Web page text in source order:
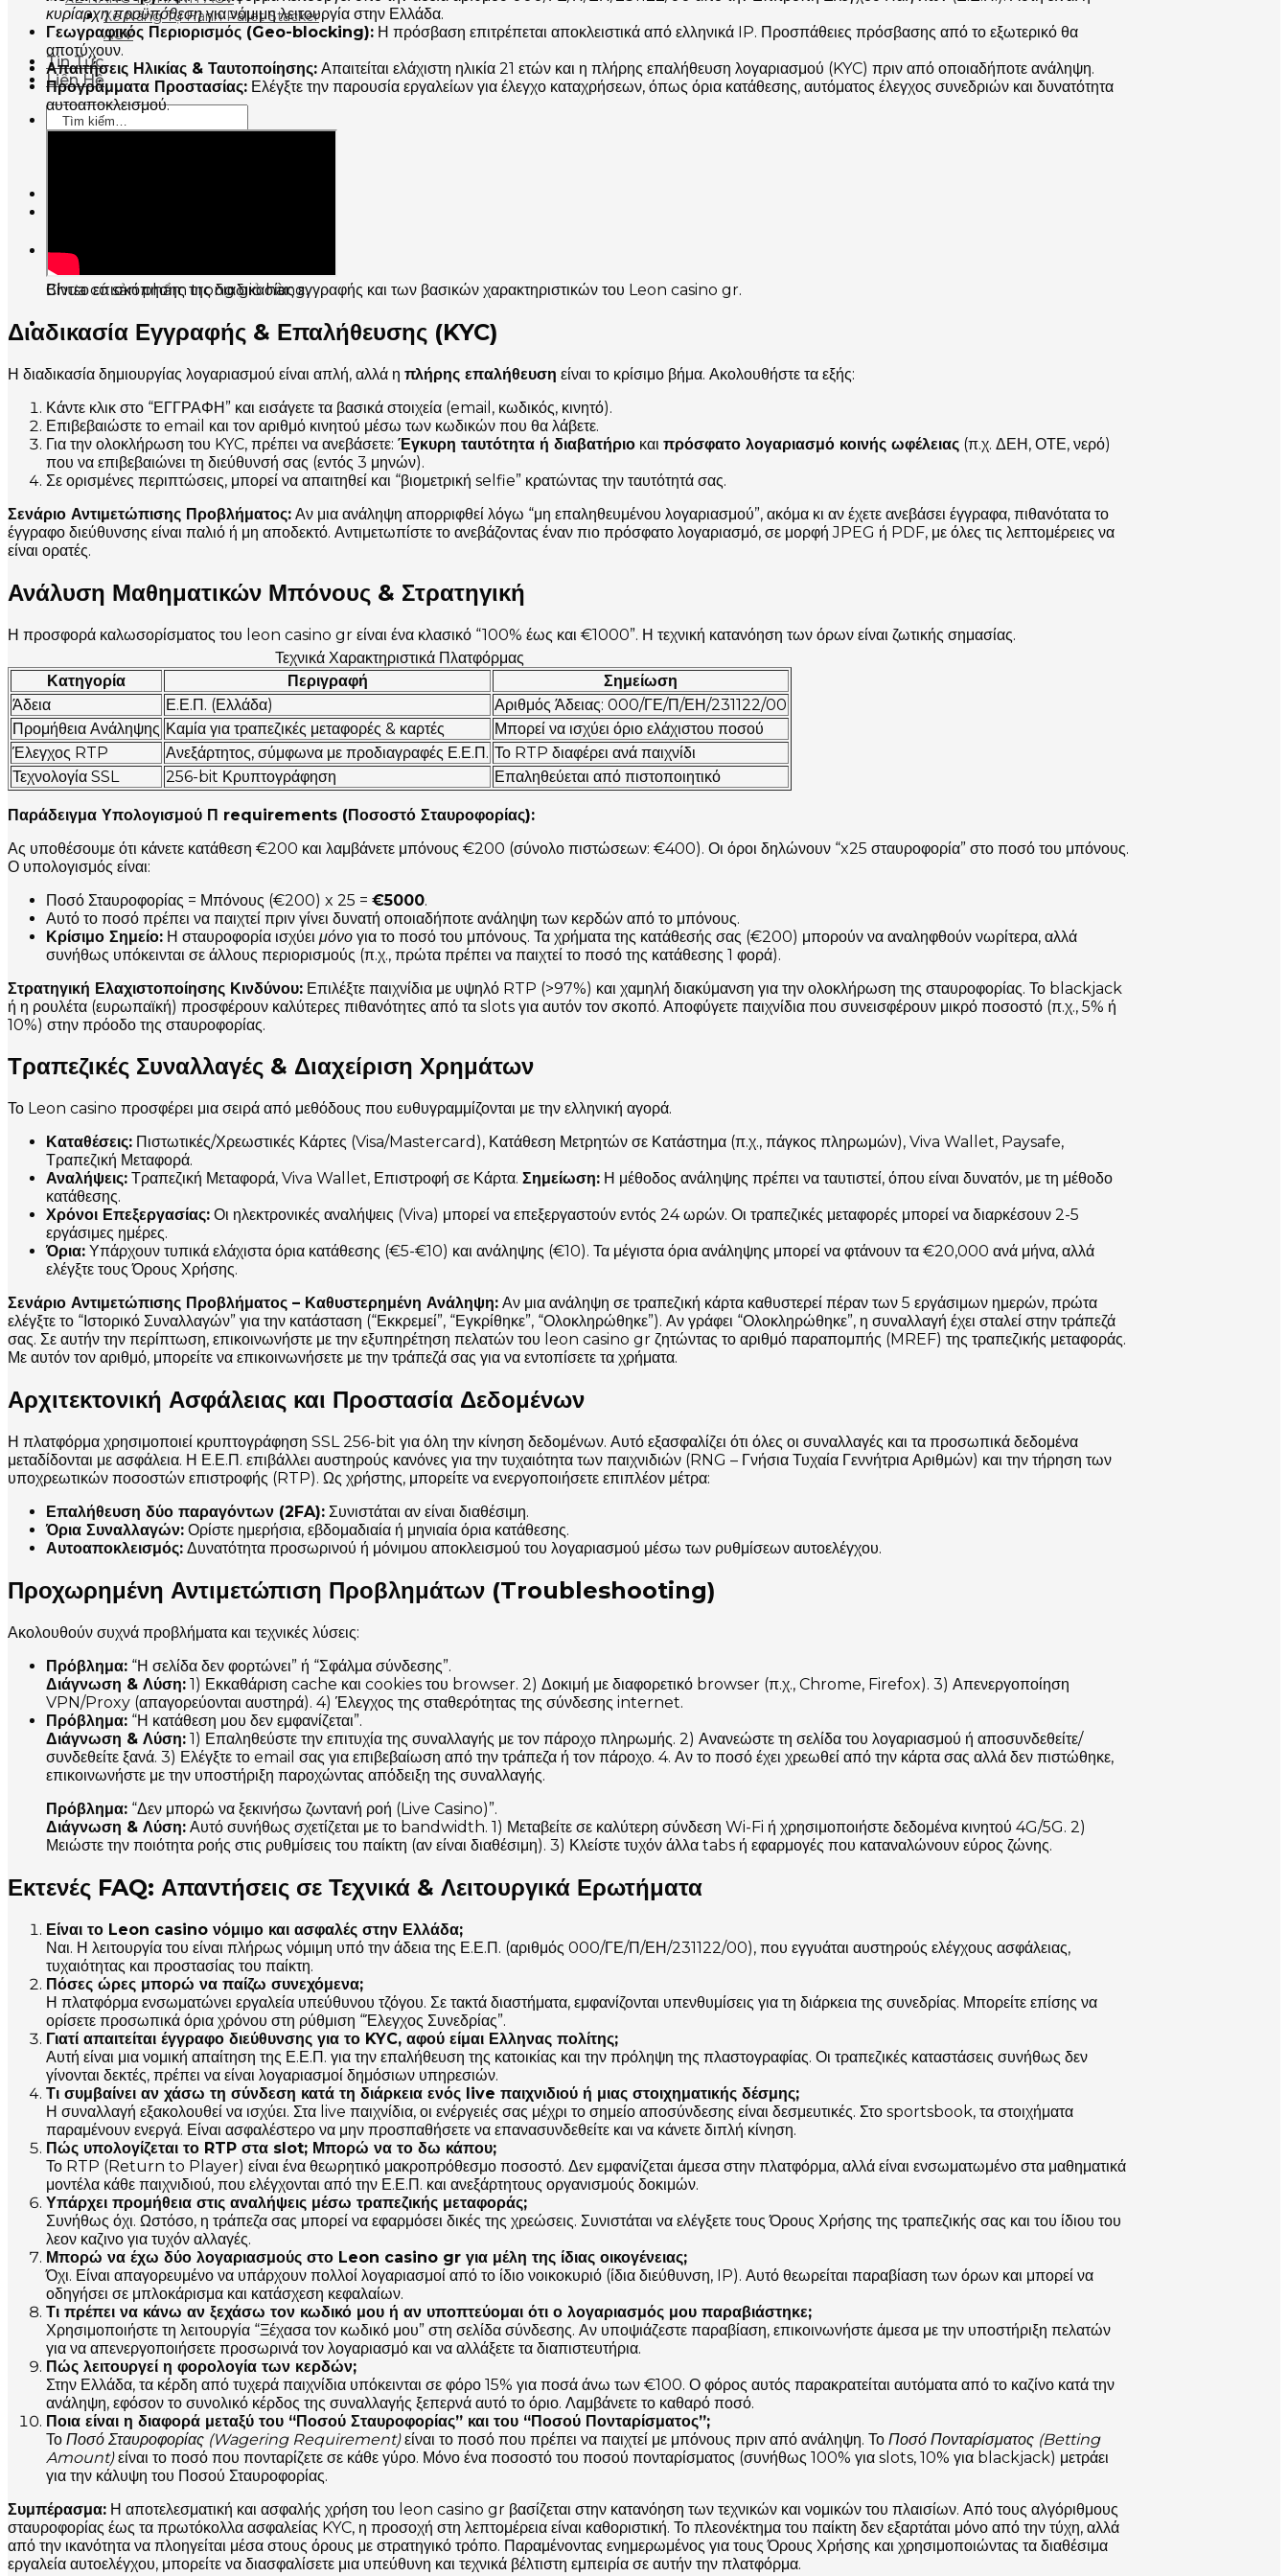
Xe Nâng Tự Hành Pallet Stacker
AGV
Tin Tức
Liên Hệ
Tìm
kiếm:
Giỏ hàng
Chưa có sản phẩm trong giỏ hàng.
κυρίαρχη προϋπόθεσηγια νόμιμη λειτουργία στην Ελλάδα.
Γεωγραφικός Περιορισμός (Geo-blocking): Η πρόσβαση επιτρέπεται αποκλειστικά από ελληνικά IP. Προσπάθειες πρόσβασης από το εξωτερικό θα
αποτύχουν.
Απαιτήσεις Ηλικίας & Ταυτοποίησης: Απαιτείται ελάχιστη ηλικία 21 ετών και η πλήρης επαλήθευση λογαριασμού (KYC) πριν από οποιαδήποτε ανάληψη.
Προγράμματα Προστασίας: Ελέγξτε την παρουσία εργαλείων για έλεγχο καταχρήσεων, όπως όρια κατάθεσης, αυτόματος έλεγχος συνεδριών και δυνατότητα
αυτοαποκλεισμού.
Βίντεο επισκόπησης της διαδικασίας εγγραφής και των βασικών χαρακτηριστικών του Leon casino gr.
Διαδικασία Εγγραφής & Επαλήθευσης (KYC)
Η διαδικασία δημιουργίας λογαριασμού είναι απλή, αλλά η πλήρης επαλήθευση είναι το κρίσιμο βήμα. Ακολουθήστε τα εξής:
Κάντε κλικ στο “ΕΓΓΡΑΦΗ” και εισάγετε τα βασικά στοιχεία (email, κωδικός, κινητό).
Επιβεβαιώστε το email και τον αριθμό κινητού μέσω των κωδικών που θα λάβετε.
Για την ολοκλήρωση του KYC, πρέπει να ανεβάσετε: Έγκυρη ταυτότητα ή διαβατήριο και πρόσφατο λογαριασμό κοινής ωφέλειας (π.χ. ΔΕΗ, ΟΤΕ, νερό)
που να επιβεβαιώνει τη διεύθυνσή σας (εντός 3 μηνών).
Σε ορισμένες περιπτώσεις, μπορεί να απαιτηθεί και “βιομετρική selfie” κρατώντας την ταυτότητά σας.
Σενάριο Αντιμετώπισης Προβλήματος: Αν μια ανάληψη απορριφθεί λόγω “μη επαληθευμένου λογαριασμού”, ακόμα κι αν έχετε ανεβάσει έγγραφα, πιθανότατα το
έγγραφο διεύθυνσης είναι παλιό ή μη αποδεκτό. Αντιμετωπίστε το ανεβάζοντας έναν πιο πρόσφατο λογαριασμό, σε μορφή JPEG ή PDF, με όλες τις λεπτομέρειες να
είναι ορατές.
Ανάλυση Μαθηματικών Μπόνους & Στρατηγική
Η προσφορά καλωσορίσματος του leon casino gr είναι ένα κλασικό “100% έως και €1000”. Η τεχνική κατανόηση των όρων είναι ζωτικής σημασίας.
Τεχνικά Χαρακτηριστικά Πλατφόρμας
Κατηγορία
Περιγραφή
Σημείωση
Άδεια
Ε.Ε.Π. (Ελλάδα)
Αριθμός Άδειας: 000/ΓΕ/Π/ΕΗ/231122/00
Προμήθεια Ανάληψης Καμία για τραπεζικές μεταφορές & καρτές
Μπορεί να ισχύει όριο ελάχιστου ποσού
Έλεγχος RTP
Ανεξάρτητος, σύμφωνα με προδιαγραφές Ε.Ε.Π. Το RTP διαφέρει ανά παιχνίδι
Τεχνολογία SSL
256-bit Κρυπτογράφηση Επαληθεύεται από πιστοποιητικό
Παράδειγμα Υπολογισμού Π requirements (Ποσοστό Σταυροφορίας):
Ας υποθέσουμε ότι κάνετε κατάθεση €200 και λαμβάνετε μπόνους €200 (σύνολο πιστώσεων: €400). Οι όροι δηλώνουν “x25 σταυροφορία” στο ποσό του μπόνους.
Ο υπολογισμός είναι:
Ποσό Σταυροφορίας = Μπόνους (€200) x 25 = €5000.
Αυτό το ποσό πρέπει να παιχτεί πριν γίνει δυνατή οποιαδήποτε ανάληψη των κερδών από το μπόνους.
Κρίσιμο Σημείο: Η σταυροφορία ισχύει μόνο για το ποσό του μπόνους. Τα χρήματα της κατάθεσής σας (€200) μπορούν να αναληφθούν νωρίτερα, αλλά
συνήθως υπόκεινται σε άλλους περιορισμούς (π.χ., πρώτα πρέπει να παιχτεί το ποσό της κατάθεσης 1 φορά).
Στρατηγική Ελαχιστοποίησης Κινδύνου: Επιλέξτε παιχνίδια με υψηλό RTP (>97%) και χαμηλή διακύμανση για την ολοκλήρωση της σταυροφορίας. Το blackjack
ή η ρουλέτα (ευρωπαϊκή) προσφέρουν καλύτερες πιθανότητες από τα slots για αυτόν τον σκοπό. Αποφύγετε παιχνίδια που συνεισφέρουν μικρό ποσοστό (π.χ., 5% ή
10%) στην πρόοδο της σταυροφορίας.
Τραπεζικές Συναλλαγές & Διαχείριση Χρημάτων
Το Leon casino προσφέρει μια σειρά από μεθόδους που ευθυγραμμίζονται με την ελληνική αγορά.
Καταθέσεις: Πιστωτικές/Χρεωστικές Κάρτες (Visa/Mastercard), Κατάθεση Μετρητών σε Κατάστημα (π.χ., πάγκος πληρωμών), Viva Wallet, Paysafe,
Τραπεζική Μεταφορά.
Αναλήψεις: Τραπεζική Μεταφορά, Viva Wallet, Επιστροφή σε Κάρτα. Σημείωση: Η μέθοδος ανάληψης πρέπει να ταυτιστεί, όπου είναι δυνατόν, με τη μέθοδο
κατάθεσης.
Χρόνοι Επεξεργασίας: Οι ηλεκτρονικές αναλήψεις (Viva) μπορεί να επεξεργαστούν εντός 24 ωρών. Οι τραπεζικές μεταφορές μπορεί να διαρκέσουν 2-5
εργάσιμες ημέρες.
Όρια: Υπάρχουν τυπικά ελάχιστα όρια κατάθεσης (€5-€10) και ανάληψης (€10). Τα μέγιστα όρια ανάληψης μπορεί να φτάνουν τα €20,000 ανά μήνα, αλλά
ελέγξτε τους Όρους Χρήσης.
Σενάριο Αντιμετώπισης Προβλήματος – Καθυστερημένη Ανάληψη: Αν μια ανάληψη σε τραπεζική κάρτα καθυστερεί πέραν των 5 εργάσιμων ημερών, πρώτα
ελέγξτε το “Ιστορικό Συναλλαγών” για την κατάσταση (“Εκκρεμεί”, “Εγκρίθηκε”, “Ολοκληρώθηκε”). Αν γράφει “Ολοκληρώθηκε”, η συναλλαγή έχει σταλεί στην τράπεζά
σας. Σε αυτήν την περίπτωση, επικοινωνήστε με την εξυπηρέτηση πελατών του leon casino gr ζητώντας το αριθμό παραπομπής (MREF) της τραπεζικής μεταφοράς.
Με αυτόν τον αριθμό, μπορείτε να επικοινωνήσετε με την τράπεζά σας για να εντοπίσετε τα χρήματα.
Αρχιτεκτονική Ασφάλειας και Προστασία Δεδομένων
Η πλατφόρμα χρησιμοποιεί κρυπτογράφηση SSL 256-bit για όλη την κίνηση δεδομένων. Αυτό εξασφαλίζει ότι όλες οι συναλλαγές και τα προσωπικά δεδομένα
μεταδίδονται με ασφάλεια. Η Ε.Ε.Π. επιβάλλει αυστηρούς κανόνες για την τυχαιότητα των παιχνιδιών (RNG – Γνήσια Τυχαία Γεννήτρια Αριθμών) και την τήρηση των
υποχρεωτικών ποσοστών επιστροφής (RTP). Ως χρήστης, μπορείτε να ενεργοποιήσετε επιπλέον μέτρα:
Επαλήθευση δύο παραγόντων (2FA): Συνιστάται αν είναι διαθέσιμη.
Όρια Συναλλαγών: Ορίστε ημερήσια, εβδομαδιαία ή μηνιαία όρια κατάθεσης.
Αυτοαποκλεισμός: Δυνατότητα προσωρινού ή μόνιμου αποκλεισμού του λογαριασμού μέσω των ρυθμίσεων αυτοελέγχου.
Προχωρημένη Αντιμετώπιση Προβλημάτων (Troubleshooting)
Ακολουθούν συχνά προβλήματα και τεχνικές λύσεις:
Πρόβλημα: “Η σελίδα δεν φορτώνει” ή “Σφάλμα σύνδεσης”.
Διάγνωση & Λύση: 1) Εκκαθάριση cache και cookies του browser. 2) Δοκιμή με διαφορετικό browser (π.χ., Chrome, Firefox). 3) Απενεργοποίηση
VPN/Proxy (απαγορεύονται αυστηρά). 4) Έλεγχος της σταθερότητας της σύνδεσης internet.
Πρόβλημα: “Η κατάθεση μου δεν εμφανίζεται”.
Διάγνωση & Λύση: 1) Επαληθεύστε την επιτυχία της συναλλαγής με τον πάροχο πληρωμής. 2) Ανανεώστε τη σελίδα του λογαριασμού ή αποσυνδεθείτε/
συνδεθείτε ξανά. 3) Ελέγξτε το email σας για επιβεβαίωση από την τράπεζα ή τον πάροχο. 4. Αν το ποσό έχει χρεωθεί από την κάρτα σας αλλά δεν πιστώθηκε,
επικοινωνήστε με την υποστήριξη παροχώντας απόδειξη της συναλλαγής.
Πρόβλημα: “Δεν μπορώ να ξεκινήσω ζωντανή ροή (Live Casino)”.
Διάγνωση & Λύση: Αυτό συνήθως σχετίζεται με το bandwidth. 1) Μεταβείτε σε καλύτερη σύνδεση Wi-Fi ή χρησιμοποιήστε δεδομένα κινητού 4G/5G. 2)
Μειώστε την ποιότητα ροής στις ρυθμίσεις του παίκτη (αν είναι διαθέσιμη). 3) Κλείστε τυχόν άλλα tabs ή εφαρμογές που καταναλώνουν εύρος ζώνης.
Εκτενές FAQ: Απαντήσεις σε Τεχνικά & Λειτουργικά Ερωτήματα
Είναι το Leon casino νόμιμο και ασφαλές στην Ελλάδα;
Ναι. Η λειτουργία του είναι πλήρως νόμιμη υπό την άδεια της Ε.Ε.Π. (αριθμός 000/ΓΕ/Π/ΕΗ/231122/00), που εγγυάται αυστηρούς ελέγχους ασφάλειας,
τυχαιότητας και προστασίας του παίκτη.
Πόσες ώρες μπορώ να παίζω συνεχόμενα;
Η πλατφόρμα ενσωματώνει εργαλεία υπεύθυνου τζόγου. Σε τακτά διαστήματα, εμφανίζονται υπενθυμίσεις για τη διάρκεια της συνεδρίας. Μπορείτε επίσης να
ορίσετε προσωπικά όρια χρόνου στη ρύθμιση “Έλεγχος Συνεδρίας”.
Γιατί απαιτείται έγγραφο διεύθυνσης για το KYC, αφού είμαι Ελληνας πολίτης;
Αυτή είναι μια νομική απαίτηση της Ε.Ε.Π. για την επαλήθευση της κατοικίας και την πρόληψη της πλαστογραφίας. Οι τραπεζικές καταστάσεις συνήθως δεν
γίνονται δεκτές, πρέπει να είναι λογαριασμοί δημόσιων υπηρεσιών.
Τι συμβαίνει αν χάσω τη σύνδεση κατά τη διάρκεια ενός live παιχνιδιού ή μιας στοιχηματικής δέσμης;
Η συναλλαγή εξακολουθεί να ισχύει. Στα live παιχνίδια, οι ενέργειές σας μέχρι το σημείο αποσύνδεσης είναι δεσμευτικές. Στο sportsbook, τα στοιχήματα
παραμένουν ενεργά. Είναι ασφαλέστερο να μην προσπαθήσετε να επανασυνδεθείτε και να κάνετε διπλή κίνηση.
Πώς υπολογίζεται το RTP στα slot; Μπορώ να το δω κάπου;
Το RTP (Return to Player) είναι ένα θεωρητικό μακροπρόθεσμο ποσοστό. Δεν εμφανίζεται άμεσα στην πλατφόρμα, αλλά είναι ενσωματωμένο στα μαθηματικά
μοντέλα κάθε παιχνιδιού, που ελέγχονται από την Ε.Ε.Π. και ανεξάρτητους οργανισμούς δοκιμών.
Υπάρχει προμήθεια στις αναλήψεις μέσω τραπεζικής μεταφοράς;
Συνήθως όχι. Ωστόσο, η τράπεζα σας μπορεί να εφαρμόσει δικές της χρεώσεις. Συνιστάται να ελέγξετε τους Όρους Χρήσης της τραπεζικής σας και του ίδιου του
λεον καζινο για τυχόν αλλαγές.
Μπορώ να έχω δύο λογαριασμούς στο Leon casino gr για μέλη της ίδιας οικογένειας;
Όχι. Είναι απαγορευμένο να υπάρχουν πολλοί λογαριασμοί από το ίδιο νοικοκυριό (ίδια διεύθυνση, IP). Αυτό θεωρείται παραβίαση των όρων και μπορεί να
οδηγήσει σε μπλοκάρισμα και κατάσχεση κεφαλαίων.
Τι πρέπει να κάνω αν ξεχάσω τον κωδικό μου ή αν υποπτεύομαι ότι ο λογαριασμός μου παραβιάστηκε;
Χρησιμοποιήστε τη λειτουργία “Ξέχασα τον κωδικό μου” στη σελίδα σύνδεσης. Αν υποψιάζεστε παραβίαση, επικοινωνήστε άμεσα με την υποστήριξη πελατών
για να απενεργοποιήσετε προσωρινά τον λογαριασμό και να αλλάξετε τα διαπιστευτήρια.
Πώς λειτουργεί η φορολογία των κερδών;
Στην Ελλάδα, τα κέρδη από τυχερά παιχνίδια υπόκεινται σε φόρο 15% για ποσά άνω των €100. Ο φόρος αυτός παρακρατείται αυτόματα από το καζίνο κατά την
ανάληψη, εφόσον το συνολικό κέρδος της συναλλαγής ξεπερνά αυτό το όριο. Λαμβάνετε το καθαρό ποσό.
Ποια είναι η διαφορά μεταξύ του “Ποσού Σταυροφορίας” και του “Ποσού Πονταρίσματος”;
Το Ποσό Σταυροφορίας (Wagering Requirement)είναι το ποσό που πρέπει να παιχτεί με μπόνους πριν από ανάληψη. Το Ποσό Πονταρίσματος (Betting
Amount)είναι το ποσό που πονταρίζετε σε κάθε γύρο. Μόνο ένα ποσοστό του ποσού πονταρίσματος (συνήθως 100% για slots, 10% για blackjack) μετράει
για την κάλυψη του Ποσού Σταυροφορίας.
Συμπέρασμα: Η αποτελεσματική και ασφαλής χρήση του leon casino gr βασίζεται στην κατανόηση των τεχνικών και νομικών του πλαισίων. Από τους αλγόριθμους
σταυροφορίας έως τα πρωτόκολλα ασφαλείας KYC, η προσοχή στη λεπτομέρεια είναι καθοριστική. Το πλεονέκτημα του παίκτη δεν εξαρτάται μόνο από την τύχη, αλλά
από την ικανότητα να πλοηγείται μέσα στους όρους με στρατηγικό τρόπο. Παραμένοντας ενημερωμένος για τους Όρους Χρήσης και χρησιμοποιώντας τα διαθέσιμα
εργαλεία αυτοελέγχου, μπορείτε να διασφαλίσετε μια υπεύθυνη και τεχνικά βέλτιστη εμπειρία σε αυτήν την πλατφόρμα.